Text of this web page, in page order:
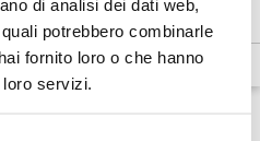
di analisi dei dati web,
potrebbero combinarle
fornito loro o che hanno
servizi.